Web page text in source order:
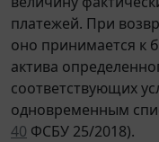
платежей. При
оно принимается к
актива
соответствующих
одновременным
40 ФСБУ 25/2018).